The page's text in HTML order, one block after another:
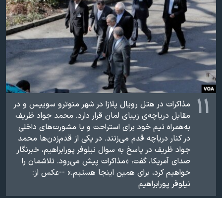
۱۱
مذاکرات در هتل رویال پلازا در شهر منوترو سوییس و در
مقابل دریاچه‌ی زیبای لمان قرار دارد. محمد جواد ظريف
به‌همراه تیم خود برای استراحت و یا مشورت‌های داخلی
در کنار دریاچه قدم می‌زنند. در یکی از قدم‌زدن‌ها محمد
جواد ظریف در پاسخ به سوال نیلوفر پورابراهیم، خبرنگار
صدای آمریکا، گفت، «مذاكرات پيش می‌رود. تلاشمان را
خواهيم كرد، برای همين اينجا هستيم.» --عکس از:
نيلوفر پورابراهيم